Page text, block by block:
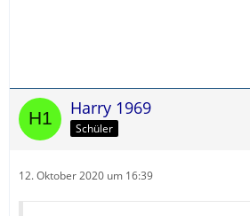
Harry 1969
Schüler
12. Oktober 2020 um 16:39